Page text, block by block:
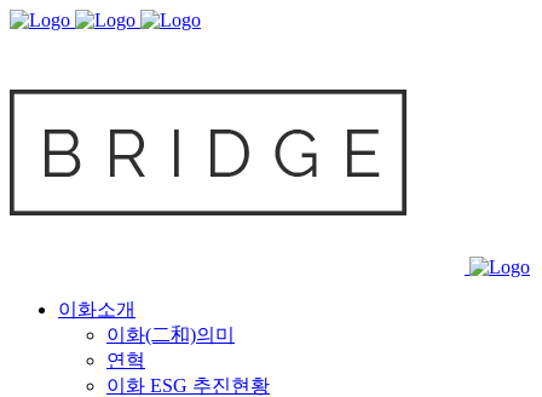
이화소개
이화(二和)의미
연혁
이화 ESG 추진현황